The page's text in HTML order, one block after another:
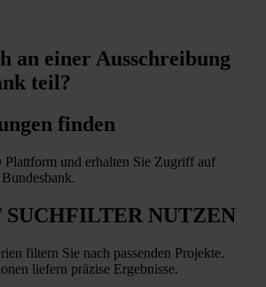
an einer Ausschreibung
teil?
finden
und erhalten Sie Zugriff auf
SUCHFILTER NUTZEN
filtern Sie nach passenden Projekte.
liefern präzise Ergebnisse.